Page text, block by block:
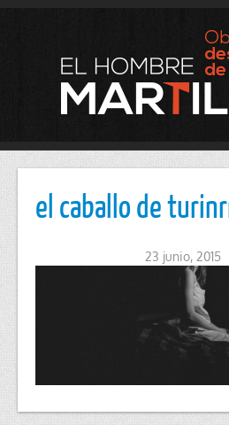
el caballo de
23 junio, 2015